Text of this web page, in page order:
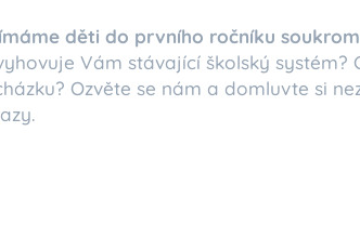
děti do prvního ročníku
Vám stávající školský
Ozvěte se nám a domluvte si